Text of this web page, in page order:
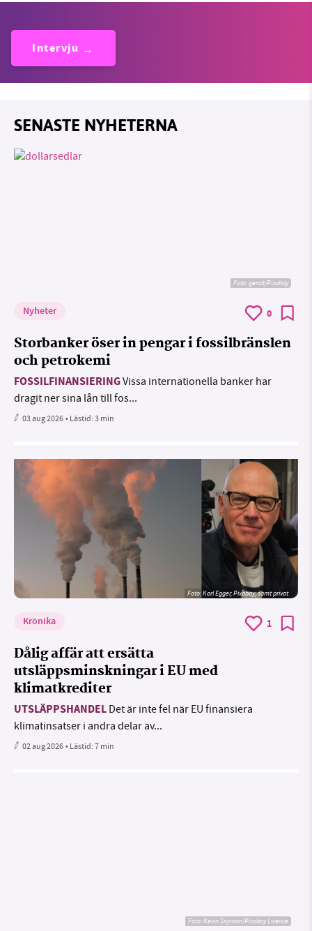
Intervju
SENASTE NYHETERNA
Foto:geralt/Pixabay
Nyheter 0
Storbanker öser in pengar i fossilbränslen
och petrokemi
FOSSILFINANSIERINGVissa internationella banker har
dragit ner sina lån till fos...
03 aug 2026• Lästid:3 min
Foto:Karl Egger, Pixabay, samt privat
Krönika 1
Dålig affär att ersätta
utsläppsminskningar i EU med
klimatkrediter
UTSLÄPPSHANDEL Det är inte fel när EU finansiera
klimatinsatser i andra delar av...
02 aug 2026• Lästid:7 min
Foto:Kevin Snyman/Pixabay Licence